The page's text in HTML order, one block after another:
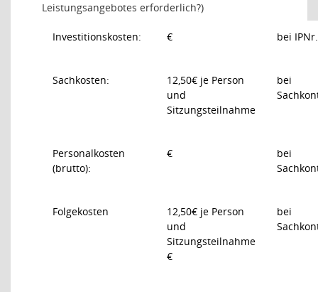
Leistungsangebotes erforderlich?)
Investitionskosten: € bei
Sachkosten:
12,50€ je Person
und
Sitzungsteilnahme
bei
Personalkosten
(brutto):
€
bei
Folgekosten
12,50€ je Person
und
Sitzungsteilnahme
€
bei